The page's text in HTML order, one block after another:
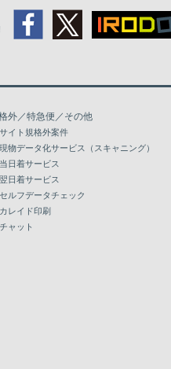
外／特急便／その他
サイト規格外案件
現物データ化サービス（スキャニング）
当日着サービス
翌日着サービス
セルフデータチェック
カレイド印刷
チャット